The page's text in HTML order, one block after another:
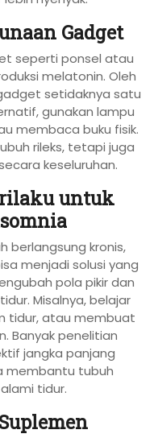
Gadget
seperti ponsel atau
melatonin. Oleh
setidaknya satu
gunakan lampu
membaca buku fisik.
rileks, tetapi juga
keseluruhan.
untuk
berlangsung kronis,
menjadi solusi yang
pola pikir dan
Misalnya, belajar
tidur, atau membuat
Banyak penelitian
jangka panjang
membantu tubuh
tidur.